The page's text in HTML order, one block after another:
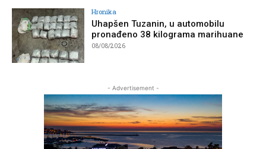
Hronika
Uhapšen Tuzanin, u automobilu
pronađeno 38 kilograma marihuane
08/08/2026
- Advertisement -